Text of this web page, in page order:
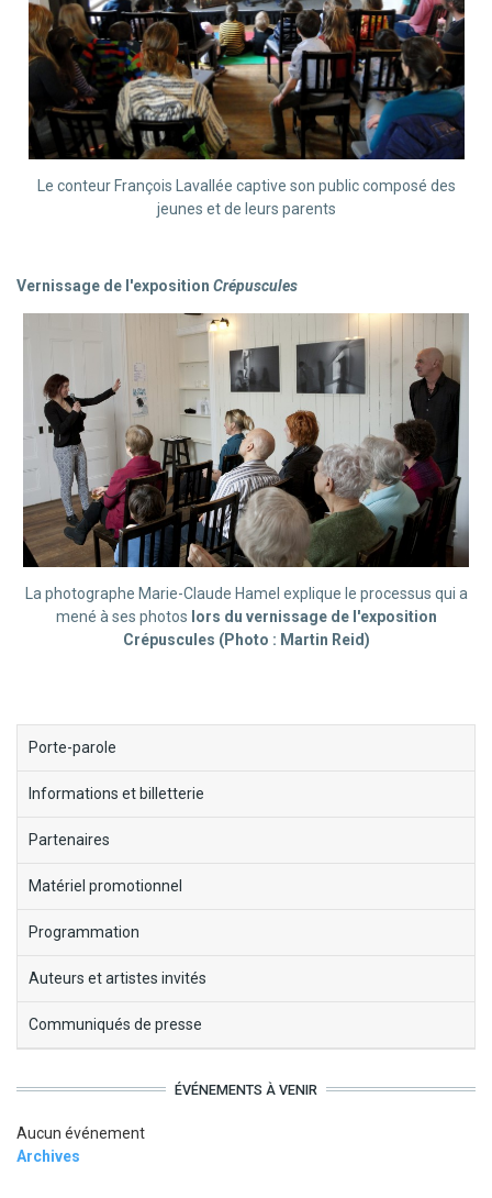
Le conteur François Lavallée captive son public composé des
jeunes et de leurs parents
Vernissage de l'exposition Crépuscules
La photographe Marie-Claude Hamel explique le processus qui a
mené à ses photos lors du vernissage de l'exposition
Crépuscules (Photo : Martin Reid)
block-
cruedesmots
Porte-parole
Informations et billetterie
Partenaires
Matériel promotionnel
Programmation
Auteurs et artistes invités
Communiqués de presse
ÉVÉNEMENTS À VENIR
Aucun événement
Archives